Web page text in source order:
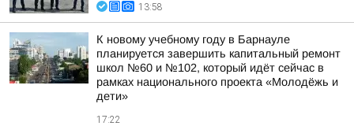
13:58
К новому учебному году в Барнауле
планируется завершить капитальный ремонт
школ №60 и №102, который идёт сейчас в
рамках национального проекта «Молодёжь и
дети»
17:22